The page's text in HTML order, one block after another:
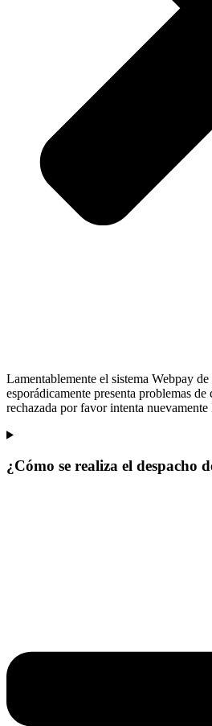
Lamentablemente el sistema Webpay
esporádicamente presenta problemas
rechazada por favor intenta
¿Cómo se realiza el despacho